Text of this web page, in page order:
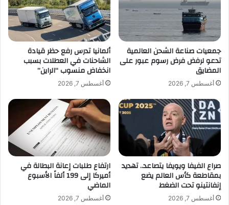
ل
ا
ن
ب
ع
ل
ا
ل
س
ن
ا
ت
ا
ل
ن
ف
ط
أ
ع
ل
ى
س
ت
و
ى
م
جمعيات صناعة الشحن العالمية
تدعو لرفض فرض رسوم عبور على
المضايق
أغسطس 7, 2026
ألمانيا تدرس رفع حظر قيادة
الشاحنات في العطلات بسبب
انخفاض منسوب “الراين”
أغسطس 7, 2026
صراع الفيفا ويويفا يتصاعد.. تهديد
بمقاطعة كأس العالم يضع
إنفانتينو تحت الضغط
أغسطس 7, 2026
ارتفاع طلبات إعانة البطالة في
أميركا إلى 199 ألفاً الأسبوع
الماضي
أغسطس 7, 2026